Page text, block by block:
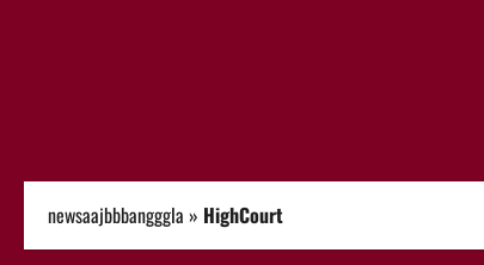
newsaajbbbangggla » HighCourt